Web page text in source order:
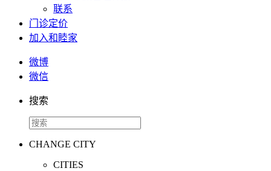
联系
门诊定价
加入和睦家
微博
微信
搜索
CHANGE CITY
CITIES